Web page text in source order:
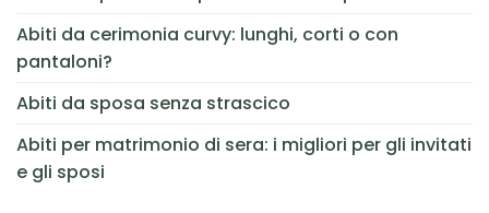
Abiti da cerimonia curvy: lunghi, corti o con
pantaloni?
Abiti da sposa senza strascico
Abiti per matrimonio di sera: i migliori per gli invitati
e gli sposi